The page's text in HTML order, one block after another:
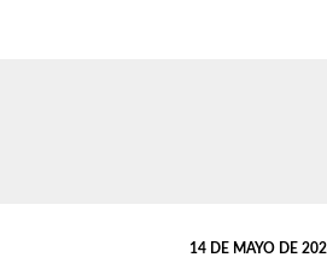
14 DE MAYO DE